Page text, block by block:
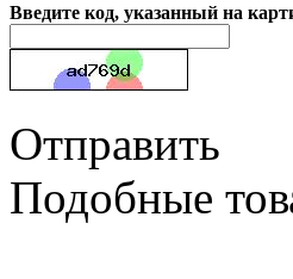
Введите код, указанный на
Отправить
Подобные